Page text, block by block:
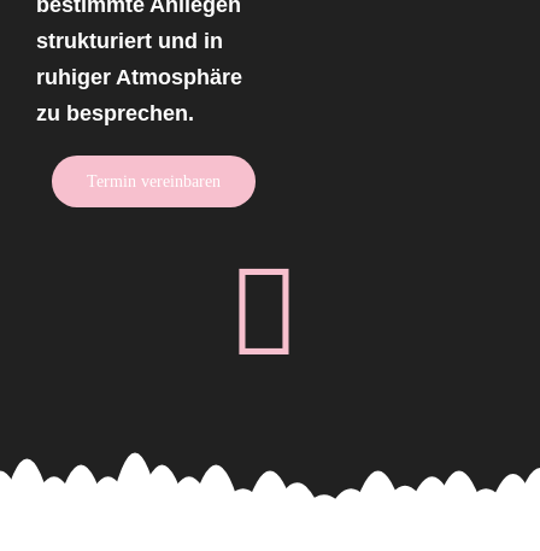
strukturiert und in
ruhiger Atmosphäre
zu besprechen.
Termin vereinbaren